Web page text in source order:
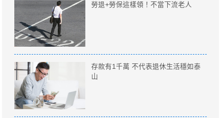
勞退+勞保這樣領！不當下流老人
存款有1千萬 不代表退休生活穩如泰
山